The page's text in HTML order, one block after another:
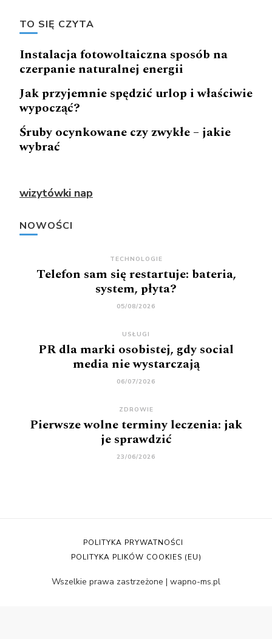
TO SIĘ CZYTA
Instalacja fotowoltaiczna sposób na
czerpanie naturalnej energii
Jak przyjemnie spędzić urlop i właściwie
wypocząć?
Śruby ocynkowane czy zwykłe – jakie
wybrać
wizytówki nap
NOWOŚCI
TECHNOLOGIE
Telefon sam się restartuje: bateria,
system, płyta?
05/08/2026
USŁUGI
PR dla marki osobistej, gdy social
media nie wystarczają
06/07/2026
ZDROWIE
Pierwsze wolne terminy leczenia: jak
je sprawdzić
23/06/2026
Wszelkie prawa zastrzeżone | wapno-ms.pl
POLITYKA PRYWATNOŚCI
POLITYKA PLIKÓW COOKIES (EU)